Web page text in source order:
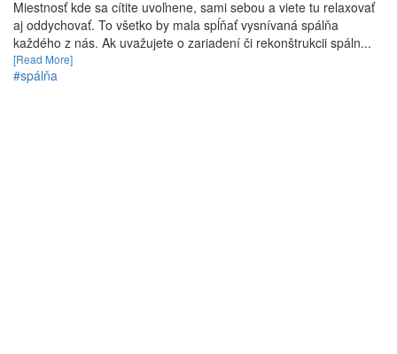
Miestnosť kde sa cítite uvoľnene, sami sebou a viete tu relaxovať
aj oddychovať. To všetko by mala spĺňať vysnívaná spálňa
každého z nás. Ak uvažujete o zariadení či rekonštrukcii spáln...
[Read More]
#spálňa